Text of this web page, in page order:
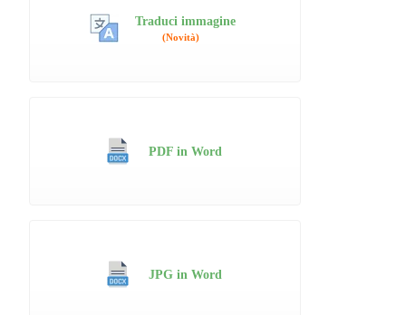
Traduci immagine
(Novità)
PDF in Word
JPG in Word